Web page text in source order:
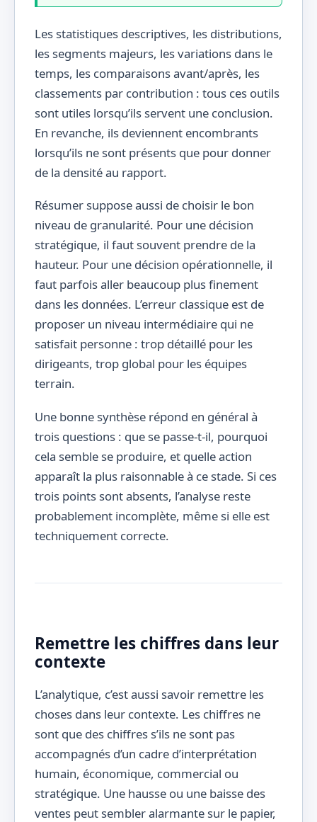
Les statistiques descriptives, les distributions,
les segments majeurs, les variations dans le
temps, les comparaisons avant/après, les
classements par contribution : tous ces outils
sont utiles lorsqu’ils servent une conclusion.
En revanche, ils deviennent encombrants
lorsqu’ils ne sont présents que pour donner
de la densité au rapport.
Résumer suppose aussi de choisir le bon
niveau de granularité. Pour une décision
stratégique, il faut souvent prendre de la
hauteur. Pour une décision opérationnelle, il
faut parfois aller beaucoup plus finement
dans les données. L’erreur classique est de
proposer un niveau intermédiaire qui ne
satisfait personne : trop détaillé pour les
dirigeants, trop global pour les équipes
terrain.
Une bonne synthèse répond en général à
trois questions : que se passe-t-il, pourquoi
cela semble se produire, et quelle action
apparaît la plus raisonnable à ce stade. Si ces
trois points sont absents, l’analyse reste
probablement incomplète, même si elle est
techniquement correcte.
Remettre les chiffres dans leur
contexte
L’analytique, c’est aussi savoir remettre les
choses dans leur contexte. Les chiffres ne
sont que des chiffres s’ils ne sont pas
accompagnés d’un cadre d’interprétation
humain, économique, commercial ou
stratégique. Une hausse ou une baisse des
ventes peut sembler alarmante sur le papier,